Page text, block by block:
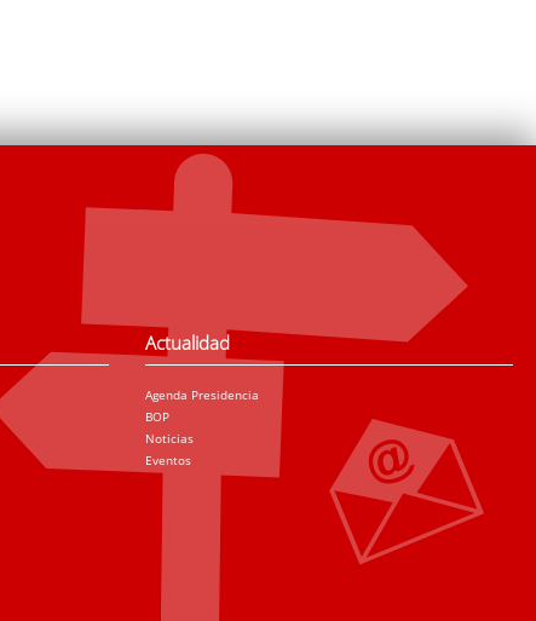
Actualidad
Agenda Presidencia
BOP
Noticias
Eventos